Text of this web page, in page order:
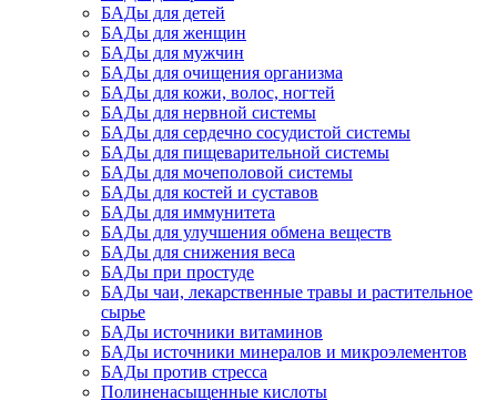
БАДы для детей
БАДы для женщин
БАДы для мужчин
БАДы для очищения организма
БАДы для кожи, волос, ногтей
БАДы для нервной системы
БАДы для сердечно сосудистой системы
БАДы для пищеварительной системы
БАДы для мочеполовой системы
БАДы для костей и суставов
БАДы для иммунитета
БАДы для улучшения обмена веществ
БАДы для снижения веса
БАДы при простуде
БАДы чаи, лекарственные травы и растительное
сырье
БАДы источники витаминов
БАДы источники минералов и микроэлементов
БАДы против стресса
Полиненасыщенные кислоты